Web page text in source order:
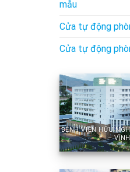
mẫu
Cửa tự động
Cửa tự động
BỆNH VIỆN HỮU
–